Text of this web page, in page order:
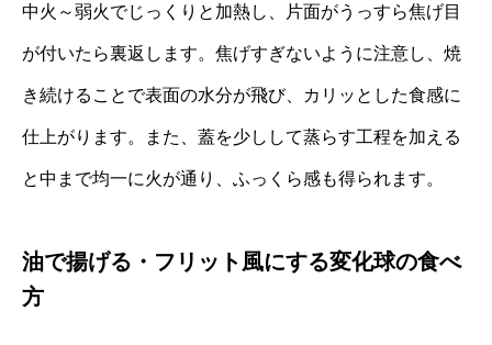
中火～弱火でじっくりと加熱し、片面がうっすら焦げ目
が付いたら裏返します。焦げすぎないように注意し、焼
き続けることで表面の水分が飛び、カリッとした食感に
仕上がります。また、蓋を少しして蒸らす工程を加える
と中まで均一に火が通り、ふっくら感も得られます。
油で揚げる・フリット風にする変化球の食べ
方